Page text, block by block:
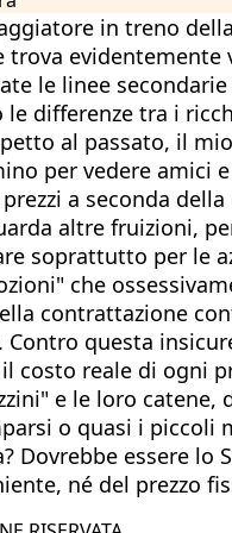
in treno
trova
le linee
le differenze tra i
al passato, il
per vedere amici
a seconda
altre fruizioni,
soprattutto per le
che
contrattazione
questa
costo reale di ogni
e le loro catene,
o quasi i
Dovrebbe essere lo
né del prezzo